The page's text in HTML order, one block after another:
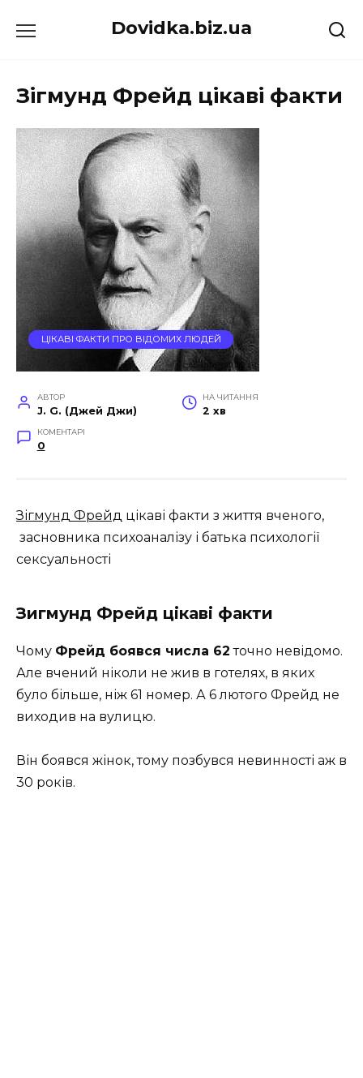
до
Dovidka.biz.ua
Зігмунд Фрейд цікаві факти
ЦІКАВІ ФАКТИ ПРО ВІДОМИХ ЛЮДЕЙ
АВТОР
J. G. (Джей Джи)
НА ЧИТАННЯ
2 хв
КОМЕНТАРІ
0
Зігмунд Фрейд цікаві факти з життя вченого,
засновника психоаналізу і батька психології
сексуальності
Зигмунд Фрейд цікаві факти
Чому Фрейд боявся числа 62 точно невідомо.
Але вчений ніколи не жив в готелях, в яких
було більше, ніж 61 номер. А 6 лютого Фрейд не
виходив на вулицю.
Він боявся жінок, тому позбувся невинності аж в
30 років.